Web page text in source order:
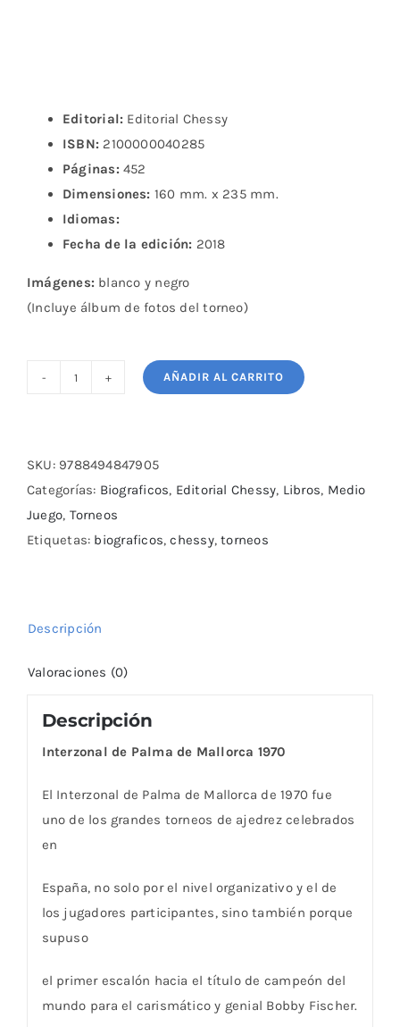
Editorial: Editorial Chessy
ISBN: 2100000040285
Páginas: 452
Dimensiones: 160 mm. x 235 mm.
Idiomas:
Fecha de la edición: 2018
Imágenes: blanco y negro
(Incluye álbum de fotos del torneo)
de
Mallorca
1970
cantidad
AÑADIR AL CARRITO
SKU: 9788494847905
Categorías: Biograficos, Editorial Chessy, Libros, Medio
Juego, Torneos
Etiquetas: biograficos,chessy,torneos
Descripción
Valoraciones (0)
Descripción
Interzonal de Palma de Mallorca 1970
El Interzonal de Palma de Mallorca de 1970 fue
uno de los grandes torneos de ajedrez celebrados
en
España, no solo por el nivel organizativo y el de
los jugadores participantes, sino también porque
supuso
el primer escalón hacia el título de campeón del
mundo para el carismático y genial Bobby Fischer.